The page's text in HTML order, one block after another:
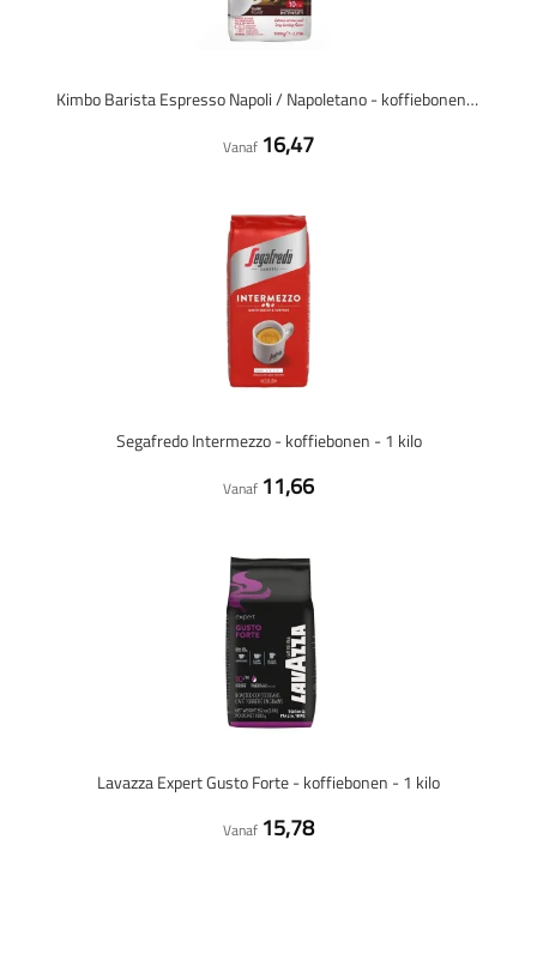
Kimbo Barista Espresso Napoli / Napoletano - koffiebonen - 1 kilo
Vanaf 16,47
Segafredo Intermezzo - koffiebonen - 1 kilo
Vanaf 11,66
Lavazza Expert Gusto Forte - koffiebonen - 1 kilo
Vanaf 15,78